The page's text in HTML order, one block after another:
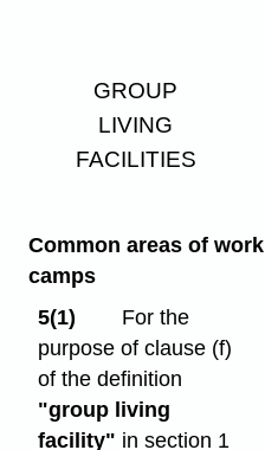
GROUP
LIVING
FACILITIES
Common areas of work
camps
5(1)
For the
purpose of clause (f)
of the definition
"group living
facility" in section 1